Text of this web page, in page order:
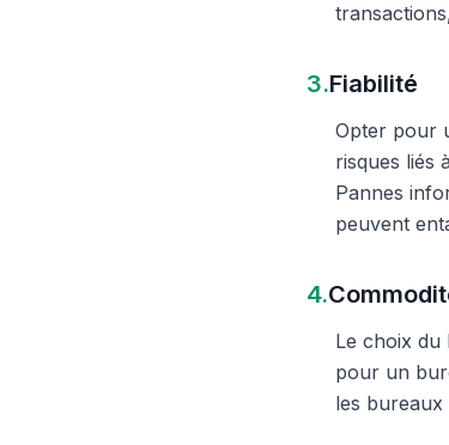
3.Fiabilité
Opter pour
risques liés
Pannes
peuvent
4.
Le choix du
pour un
les bureaux